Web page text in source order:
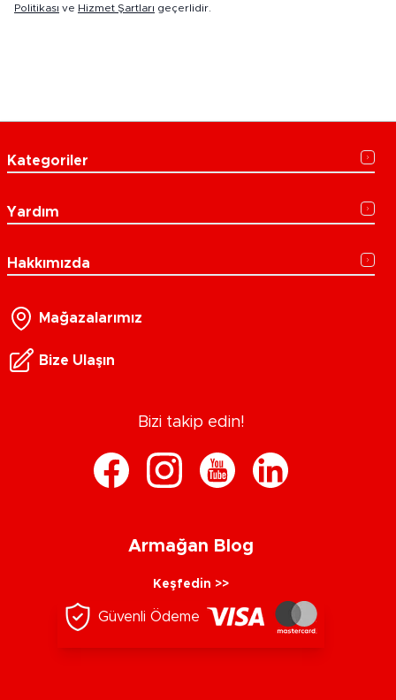
Politikası ve Hizmet Şartları geçerlidir.
Kategoriler
Yardım
Hakkımızda
Mağazalarımız
Bize Ulaşın
Bizi takip edin!
Armağan Blog
Keşfedin >>
Güvenli Ödeme